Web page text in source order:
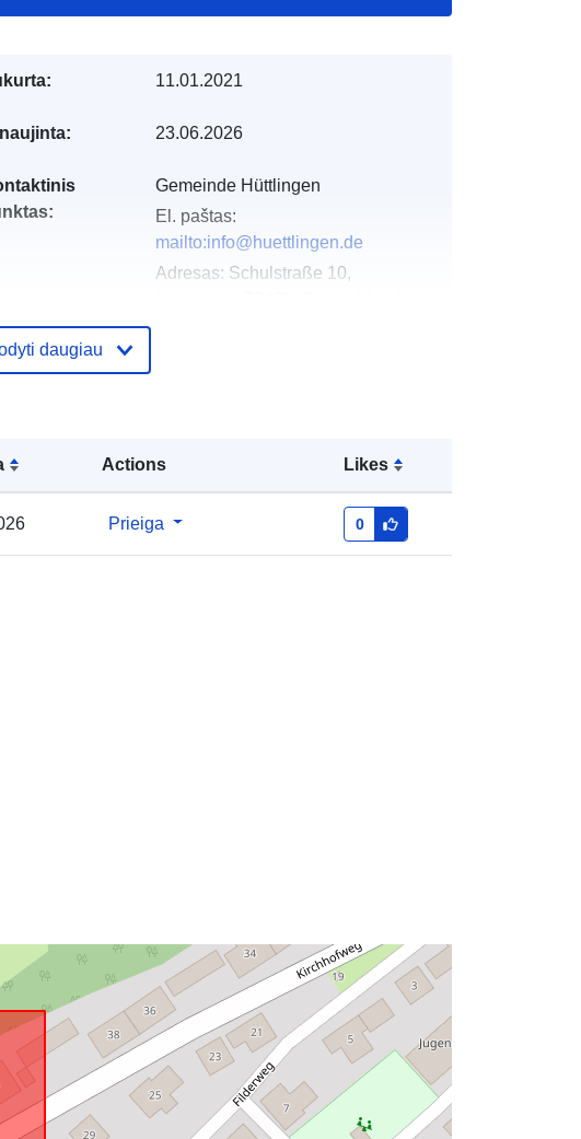
Actions Likes
Prieiga 0
11.01.2021
23.06.2026
Gemeinde Hüttlingen
El. paštas:
mailto:info@huettlingen.de
Adresas: Schulstraße 10,
03 August 2026
Koordinatės:
48.8864201 ], [ 10.0927552,
daugiau